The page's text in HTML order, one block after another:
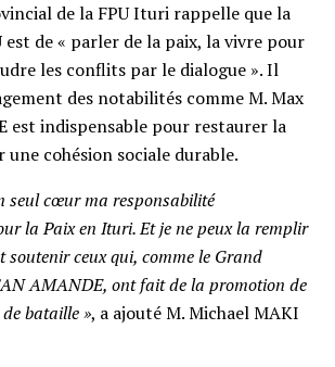
de la FPU Ituri rappelle que la
est de « parler de la paix, la vivre pour
les conflits par le dialogue ». Il
des notabilités comme M. Max
est indispensable pour restaurer la
cohésion sociale durable.
seul cœur ma responsabilité
la Paix en Ituri. Et je ne peux la remplir
soutenir ceux qui, comme le Grand
AMANDE, ont fait de la promotion de
bataille », a ajouté M. Michael MAKI